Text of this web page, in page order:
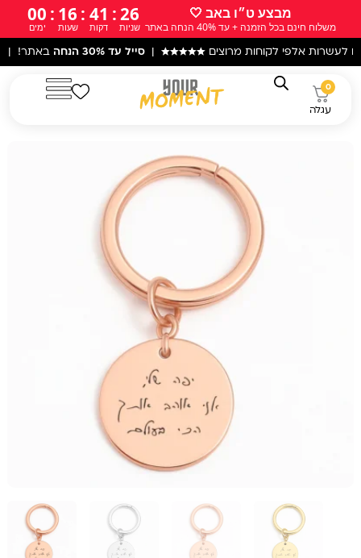
לתוכן
מבצע ט״ו באב 🤍
משלוח חינם בכל הזמנה + עד 40% הנחה באתר
25
שניות
:
41
דקות
:
16
שעות
:
00
ימים
לקוחות מרוצים★★★★★
|סייל עד 30% הנחה באתר! |עקב המצב
0
עגלה